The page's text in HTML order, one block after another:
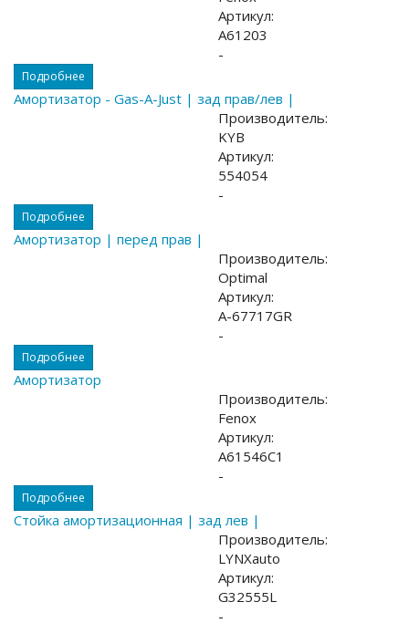
Артикул:
A61203
-
Подробнее
Амортизатор - Gas-A-Just | зад прав/лев |
Производитель:
KYB
Артикул:
554054
-
Подробнее
Амортизатор | перед прав |
Производитель:
Optimal
Артикул:
A-67717GR
-
Подробнее
Амортизатор
Производитель:
Fenox
Артикул:
A61546C1
-
Подробнее
Стойка амортизационная | зад лев |
Производитель:
LYNXauto
Артикул:
G32555L
-